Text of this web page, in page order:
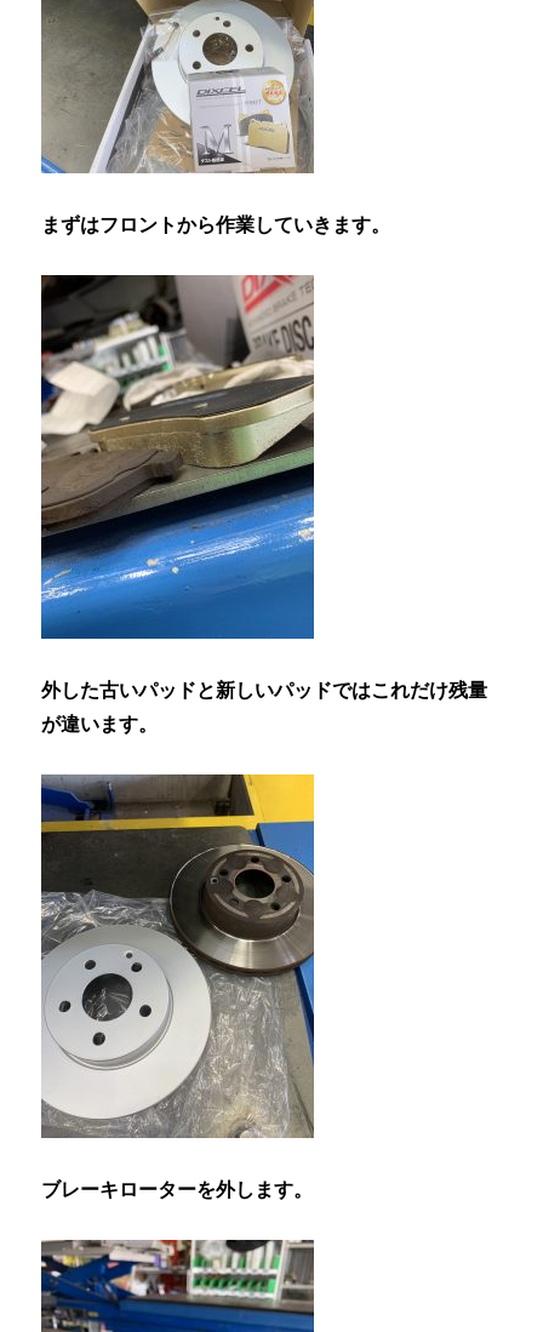
まずはフロントから作業していきます。
外した古いパッドと新しいパッドではこれだけ残量
が違います。
ブレーキローターを外します。